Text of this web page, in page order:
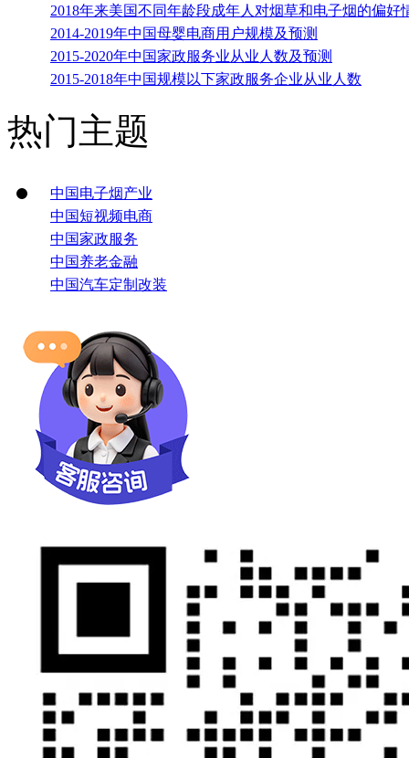
2018年来美国不同年龄段成年人对烟草和电子烟的偏好
2014-2019年中国母婴电商用户规模及预测
2015-2020年中国家政服务业从业人数及预测
2015-2018年中国规模以下家政服务企业从业人数
热门主题
中国电子烟产业
中国短视频电商
中国家政服务
中国养老金融
中国汽车定制改装